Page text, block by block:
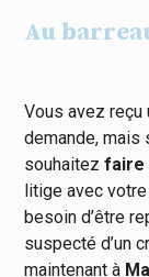
Au
Vous avez reçu
demande, mais
souhaitezfaire
litige avec
besoin d’être
suspecté d’un
maintenant à